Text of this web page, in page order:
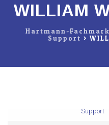
InhaltWILLIAM
Hartmann-
Support >
Support